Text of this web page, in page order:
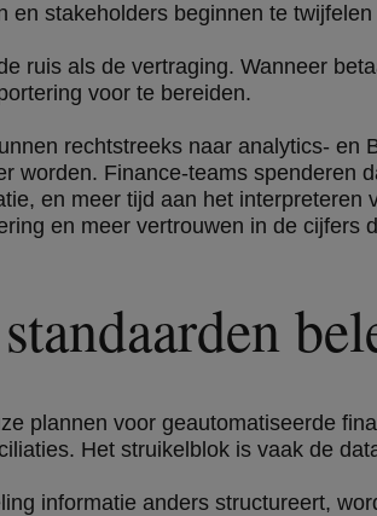
en stakeholders beginnen te
ruis als de vertraging. Wanneer
voor te bereiden.
rechtstreeks naar analytics-
worden. Finance-teams spenderen
en meer tijd aan het
en meer vertrouwen in de cijfers
plannen voor geautomatiseerde
Het struikelblok is vaak de
informatie anders structureert,